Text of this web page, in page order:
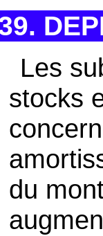
Les
stocks
du